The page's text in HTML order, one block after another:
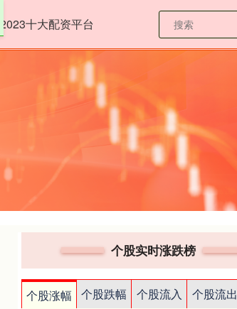
2023十大配资平台
个股实时涨跌榜
个股涨幅 个股跌幅 个股流入 个股流出